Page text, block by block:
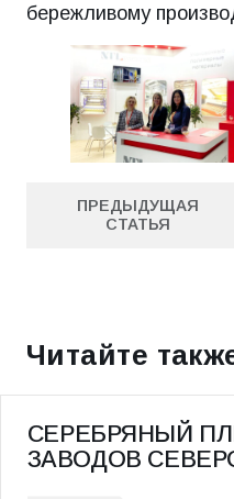
бережливому
ПРЕДЫДУЩАЯ
СТАТЬЯ
Читайте
СЕРЕБРЯНЫЙ
ЗАВОДОВ